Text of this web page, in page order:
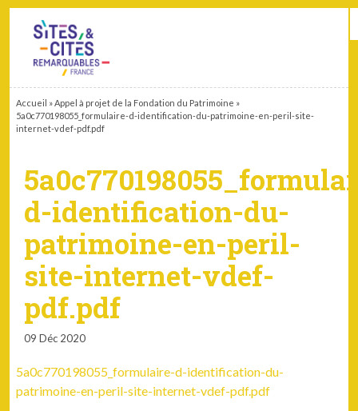
Accueil »Appel à projet de la Fondation du Patrimoine »
5a0c770198055_formulaire-d-identification-du-patrimoine-en-peril-site-
internet-vdef-pdf.pdf
d-identification-du-
patrimoine-en-peril-
site-internet-vdef-
pdf.pdf
09 Déc 2020
5a0c770198055_formulaire-d-identification-du-
patrimoine-en-peril-site-internet-vdef-pdf.pdf